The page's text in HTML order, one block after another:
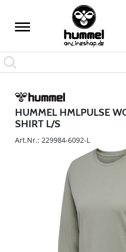
HUMMEL HMLPULSE
SHIRT L/S
Art.Nr.: 229984-6092-L